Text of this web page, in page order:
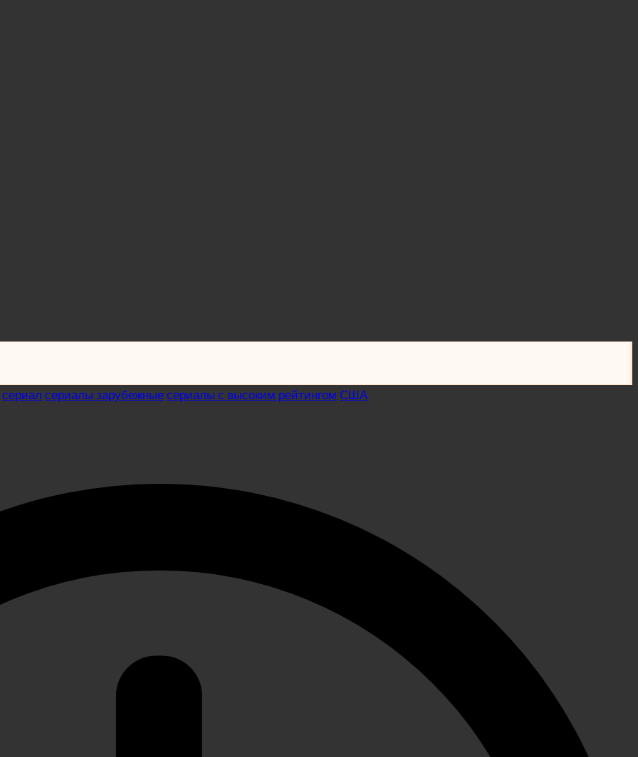
сериал сериалы зарубежныесериалы с высоким рейтингом США